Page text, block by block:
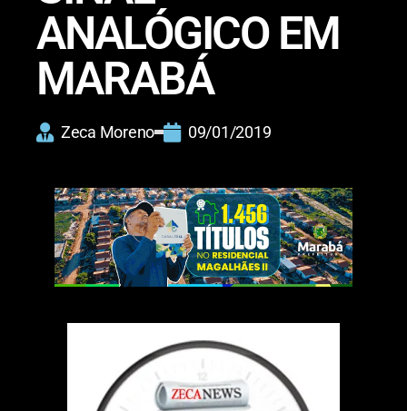
ANALÓGICO EM
MARABÁ
Zeca Moreno 09/01/2019